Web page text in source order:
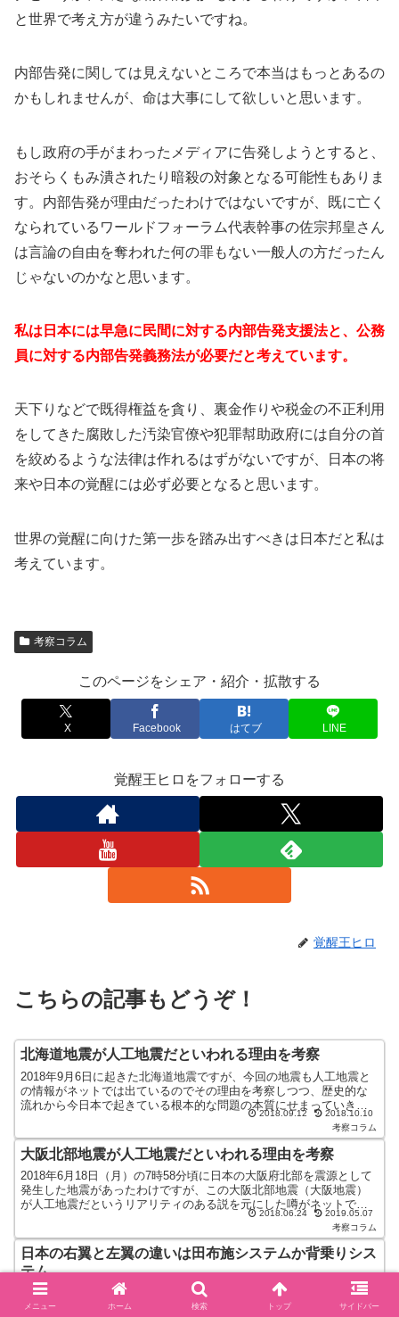
と世界で考え方が違うみたいですね。
内部告発に関しては見えないところで本当はもっとあるの
かもしれませんが、命は大事にして欲しいと思います。
もし政府の手がまわったメディアに告発しようとすると、
おそらくもみ潰されたり暗殺の対象となる可能性もありま
す。内部告発が理由だったわけではないですが、既に亡く
なられているワールドフォーラム代表幹事の佐宗邦皇さん
は言論の自由を奪われた何の罪もない一般人の方だったん
じゃないのかなと思います。
私は日本には早急に民間に対する内部告発支援法と、公務
員に対する内部告発義務法が必要だと考えています。
天下りなどで既得権益を貪り、裏金作りや税金の不正利用
をしてきた腐敗した汚染官僚や犯罪幇助政府には自分の首
を絞めるような法律は作れるはずがないですが、日本の将
来や日本の覚醒には必ず必要となると思います。
世界の覚醒に向けた第一歩を踏み出すべきは日本だと私は
考えています。
考察コラム
このページをシェア・紹介・拡散する
X Facebook はてブ LINE
覚醒王ヒロをフォローする
覚醒王ヒロ
こちらの記事もどうぞ！
北海道地震が人工地震だといわれる理由を考察
2018年9月6日に起きた北海道地震ですが、今回の地震も人工地震と
の情報がネットでは出ているのでその理由を考察しつつ、歴史的な
流れから今日本で起きている根本的な問題の本質にせまっていきま
す。今回の北海道で起きた地震は北海道胆振東部地震と名付...
2018.09.12
2018.10.10
考察コラム
大阪北部地震が人工地震だといわれる理由を考察
2018年6月18日（月）の7時58分頃に日本の大阪府北部を震源として
発生した地震があったわけですが、この大阪北部地震（大阪地震）
が人工地震だというリアリティのある説を元にした噂がネットで流
れていて、おまけにこれが安倍晋三のせいだとか、安倍...
2018.06.24
2019.05.07
考察コラム
日本の右翼と左翼の違いは田布施システムか背乗りシス
テム
よく日本における政治の思想の違いや与党と野党の違いや比較に使
われる右翼や左翼という言葉の本当の意味というか本質について説
メニュー ホーム 検索 トップ サイドバー